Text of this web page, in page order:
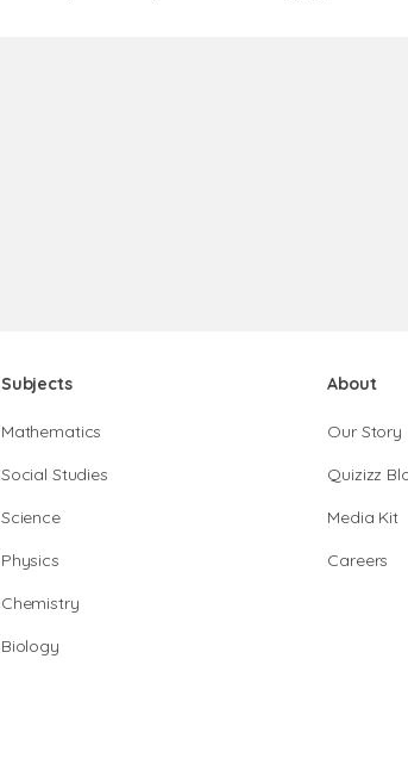
Subjects
Mathematics
Social Studies
Science
Physics
Chemistry
Biology
About
Our Story
Quizizz
Media Kit
Careers